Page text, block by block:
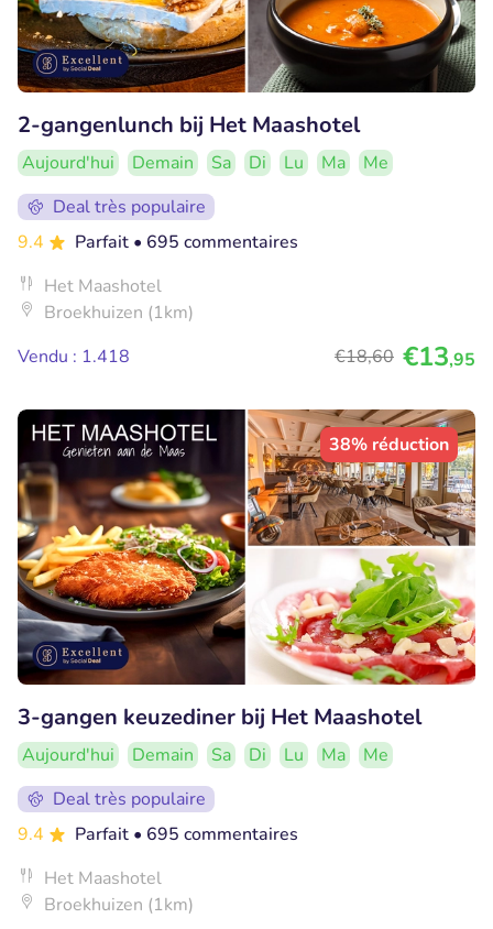
2-gangenlunch bij Het Maashotel
Aujourd'hui Demain Sa Di Lu Ma
Me
Deal très populaire
9.4
Parfait • 695 commentaires
Het Maashotel
Broekhuizen (1km)
Vendu : 1.418
€18,60 €13,95
38% réduction
3-gangen keuzediner bij Het Maashotel
Aujourd'hui Demain Sa Di Lu Ma
Me
Deal très populaire
9.4
Parfait • 695 commentaires
Het Maashotel
Broekhuizen (1km)